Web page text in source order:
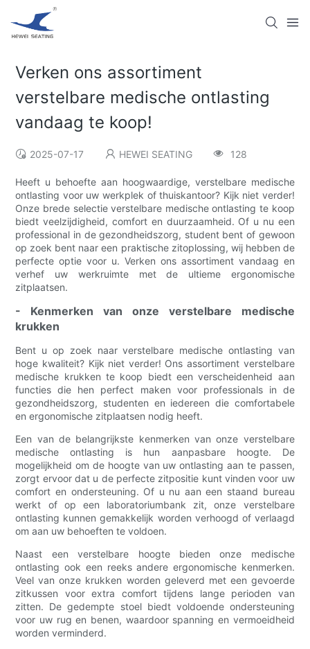
Verken ons assortiment
verstelbare medische ontlasting
vandaag te koop!
2025-07-17 HEWEI SEATING 128
Heeft u behoefte aan hoogwaardige, verstelbare medische
ontlasting voor uw werkplek of thuiskantoor? Kijk niet verder!
Onze brede selectie verstelbare medische ontlasting te koop
biedt veelzijdigheid, comfort en duurzaamheid. Of u nu een
professional in de gezondheidszorg, student bent of gewoon
op zoek bent naar een praktische zitoplossing, wij hebben de
perfecte optie voor u. Verken ons assortiment vandaag en
verhef uw werkruimte met de ultieme ergonomische
zitplaatsen.
- Kenmerken van onze verstelbare medische
krukken
Bent u op zoek naar verstelbare medische ontlasting van
hoge kwaliteit? Kijk niet verder! Ons assortiment verstelbare
medische krukken te koop biedt een verscheidenheid aan
functies die hen perfect maken voor professionals in de
gezondheidszorg, studenten en iedereen die comfortabele
en ergonomische zitplaatsen nodig heeft.
Een van de belangrijkste kenmerken van onze verstelbare
medische ontlasting is hun aanpasbare hoogte. De
mogelijkheid om de hoogte van uw ontlasting aan te passen,
zorgt ervoor dat u de perfecte zitpositie kunt vinden voor uw
comfort en ondersteuning. Of u nu aan een staand bureau
werkt of op een laboratoriumbank zit, onze verstelbare
ontlasting kunnen gemakkelijk worden verhoogd of verlaagd
om aan uw behoeften te voldoen.
Naast een verstelbare hoogte bieden onze medische
ontlasting ook een reeks andere ergonomische kenmerken.
Veel van onze krukken worden geleverd met een gevoerde
zitkussen voor extra comfort tijdens lange perioden van
zitten. De gedempte stoel biedt voldoende ondersteuning
voor uw rug en benen, waardoor spanning en vermoeidheid
worden verminderd.